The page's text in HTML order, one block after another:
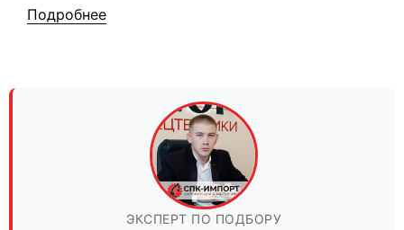
Подробнее
ЭКСПЕРТ ПО ПОДБОРУ